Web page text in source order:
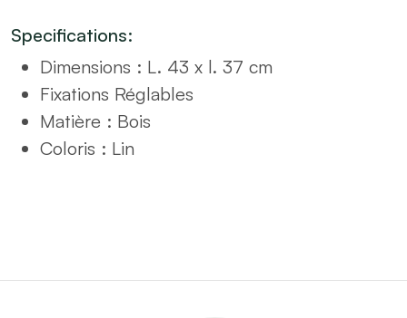
Specifications:
Dimensions : L. 43 x l. 37 cm
Fixations Réglables
Matière : Bois
Coloris : Lin